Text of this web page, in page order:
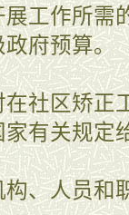
工作所需
府预算。
社区矫正
家有关规定
、人员和